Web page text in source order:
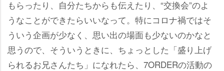
もらったり、自分たちからも伝えたり、“交換会”のよ
うなことができたらいいなって。特にコロナ禍ではそ
ういう企画が少なく、思い出の場面も少ないのかなと
思うので、そういうときに、ちょっとした「盛り上げ
られるお兄さんたち」になれたら、7ORDERの活動の